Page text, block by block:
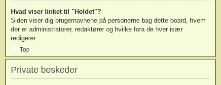
Hvad viser linket til "Holdet"?
Siden viser dig brugernavnene på personerne bag dette board, hvem
der er administratorer, redaktører og hvilke fora de hver især
redigerer.
Top
Private beskeder